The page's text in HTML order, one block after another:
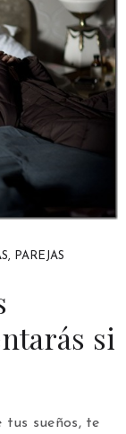
, PAREJAS
si
tus sueños, te